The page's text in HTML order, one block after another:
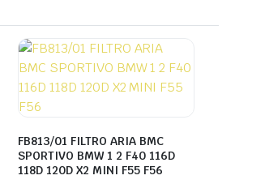
FB813/01 FILTRO ARIA BMC
SPORTIVO BMW 1 2 F40 116D
118D 120D X2 MINI F55 F56